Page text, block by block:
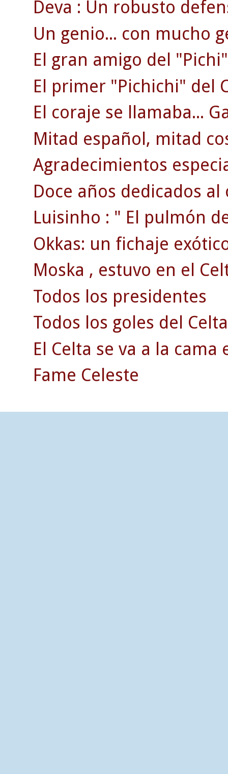
Deva : Un robusto
Un genio... con mucho
El gran amigo del
El primer "Pichichi" del
El coraje se llamaba...
Mitad español, mitad
Agradecimientos
Doce años dedicados
Luisinho : " El pulmón
Okkas: un fichaje
Moska , estuvo en el
Todos los presidentes
Todos los goles del
El Celta se va a la
Fame Celeste